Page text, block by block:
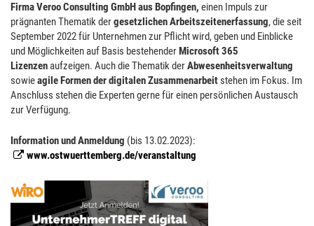
Firma Veroo Consulting GmbH aus Bopfingen, einen Impuls zur
prägnanten Thematik dergesetzlichen Arbeitszeitenerfassung, die seit
September 2022 für Unternehmen zur Pflicht wird, geben und Einblicke
und Möglichkeiten auf Basis bestehenderMicrosoft 365
Lizenzenaufzeigen. Auch die Thematik derAbwesenheitsverwaltung
sowieagile Formen der digitalen Zusammenarbeit stehen im Fokus. Im
Anschluss stehen die Experten gerne für einen persönlichen Austausch
zur Verfügung.
Information und Anmeldung (bis 13.02.2023):
www.ostwuerttemberg.de/veranstaltung